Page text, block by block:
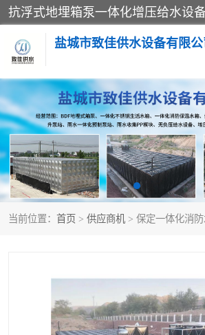
盐城市致佳供水设备有限公
当前位置： 首页 > 供应商机 > 保定一体化消
消防一体化水箱 地埋
一体化污水泵站